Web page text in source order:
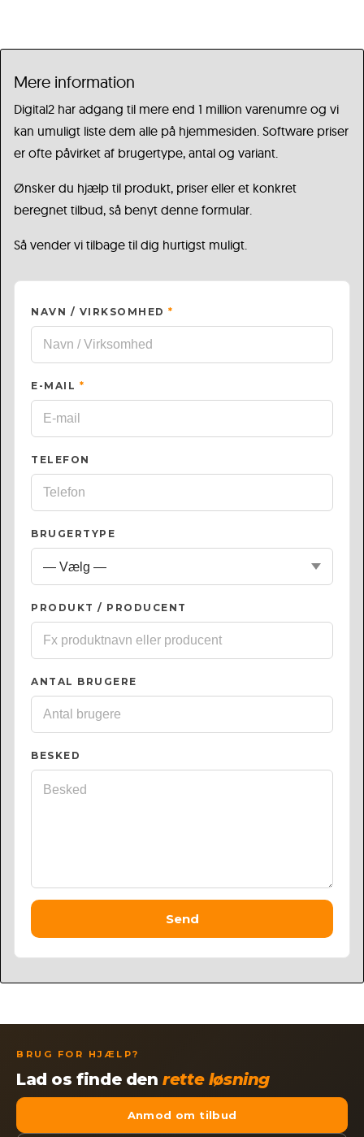
Mere information
Digital2 har adgang til mere end 1 million varenumre og vi
kan umuligt liste dem alle på hjemmesiden. Software priser
er ofte påvirket af brugertype, antal og variant.
Ønsker du hjælp til produkt, priser eller et konkret
beregnet tilbud, så benyt denne formular.
Så vender vi tilbage til dig hurtigst muligt.
NAVN / VIRKSOMHED *
E-MAIL *
TELEFON
BRUGERTYPE
PRODUKT / PRODUCENT
ANTAL BRUGERE
BESKED
Send
BRUG FOR HJÆLP?
Lad os finde denrette løsning
Anmod om tilbud